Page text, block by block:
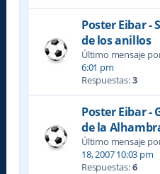
Poster Eibar -
de los anillos
Último mensaje
6:01 pm
Respuestas:3
Poster Eibar -
de la
Último mensaje
18, 2007 10:03 pm
Respuestas:6